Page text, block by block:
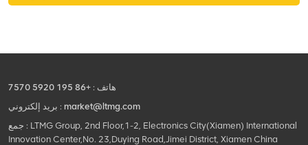
هاتف : +86 195 5920 7570
بريد إلكتروني : market@ltmg.com
جمع : LTMG Group, 2nd Floor,1-2, Electronics City(Xiamen) International
Innovation Center,No. 23,Duying Road,Jimei District, Xiamen China